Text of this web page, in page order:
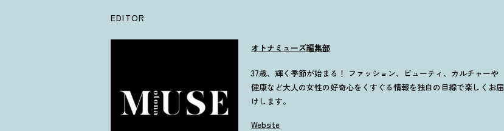
EDITOR
オトナミューズ編集部
37歳、輝く季節が始まる！ ファッション、ビューティ、カルチャーや
健康など大人の女性の好奇心をくすぐる情報を独自の目線で楽しくお届
けします。
Website